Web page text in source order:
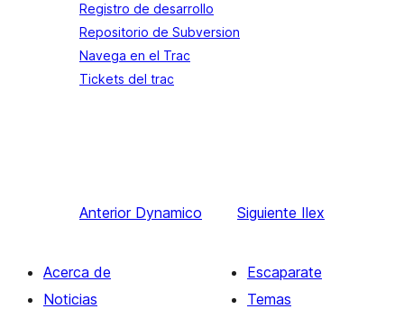
Registro de desarrollo
Repositorio de Subversion
Navega en el Trac
Tickets del trac
Anterior Dynamico Siguiente Ilex
Acerca de
Noticias
Escaparate
Temas